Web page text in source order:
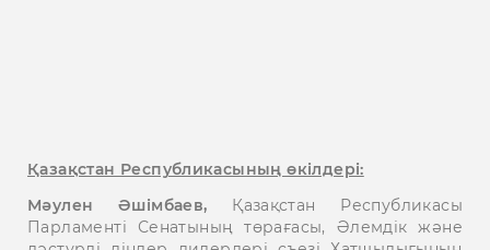
Қазақстан Республикасының өкілдері:
Мәулен Әшімбаев, Қазақстан Республикасы
Парламенті Сенатының төрағасы, Әлемдік және